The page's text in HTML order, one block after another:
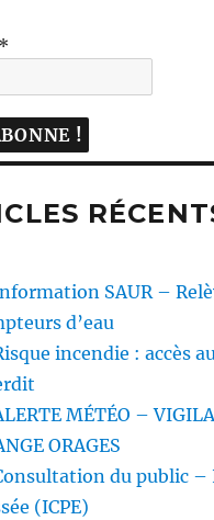
*
SAUR –
d’eau
incendie : accès
MÉTÉO –
ORAGES
du public
(ICPE)